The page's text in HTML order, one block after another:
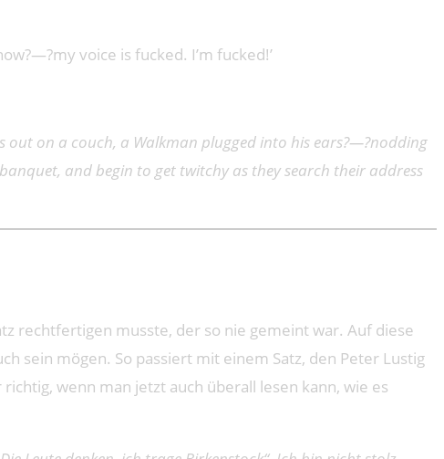
voice is fucked. I’m fucked!’
on a couch, a Walkman plugged into his ears?—?nodding
and begin to get twitchy as they search their address
rechtfertigen musste, der so nie gemeint war. Auf diese
sein mögen. So passiert mit einem Satz, den Peter Lustig
wenn man jetzt auch überall lesen kann, wie es